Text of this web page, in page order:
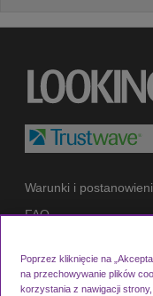
Warunki i
FAQ
Polityka prywatności
Poprzez kliknięcie na
na przechowywanie plików
korzystania z nawigacji